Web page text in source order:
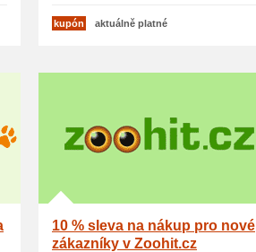
kupón aktuálně platné
10 % sleva na nákup pro nové
zákazníky v Zoohit.cz